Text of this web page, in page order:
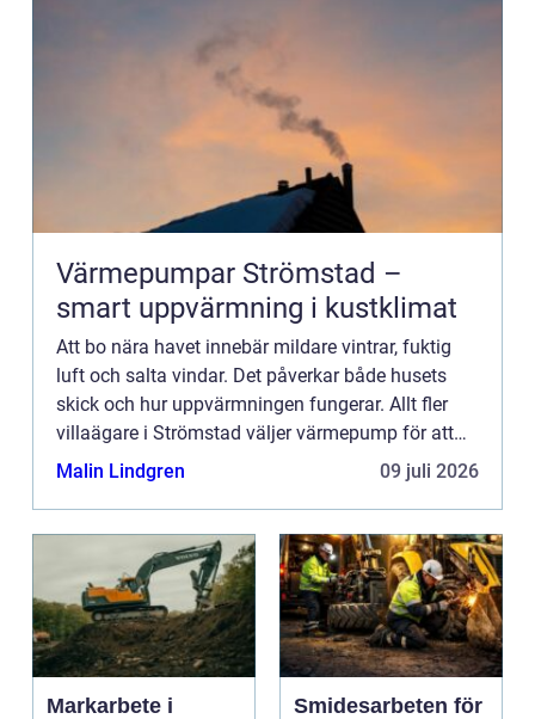
Värmepumpar Strömstad –
smart uppvärmning i kustklimat
Att bo nära havet innebär mildare vintrar, fuktig
luft och salta vindar. Det påverkar både husets
skick och hur uppvärmningen fungerar. Allt fler
villaägare i Strömstad väljer värmepump för att
f&ar...
Malin Lindgren 09 juli 2026
Markarbete i
Smidesarbeten för